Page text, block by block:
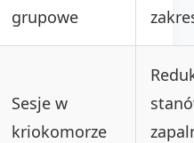
grupowe
Sesje w
kriokomorze